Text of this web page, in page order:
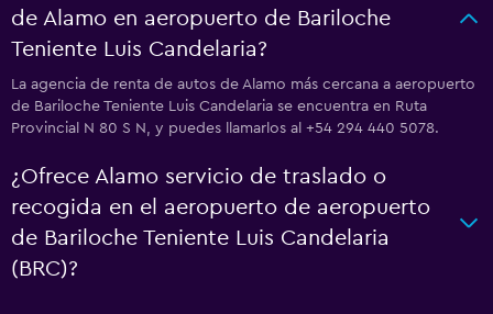
de Alamo en aeropuerto de Bariloche
Teniente Luis Candelaria?
La agencia de renta de autos de Alamo más cercana a aeropuerto
de Bariloche Teniente Luis Candelaria se encuentra en Ruta
Provincial N 80 S N, y puedes llamarlos al +54 294 440 5078.
¿Ofrece Alamo servicio de traslado o
recogida en el aeropuerto de aeropuerto
de Bariloche Teniente Luis Candelaria
(BRC)?